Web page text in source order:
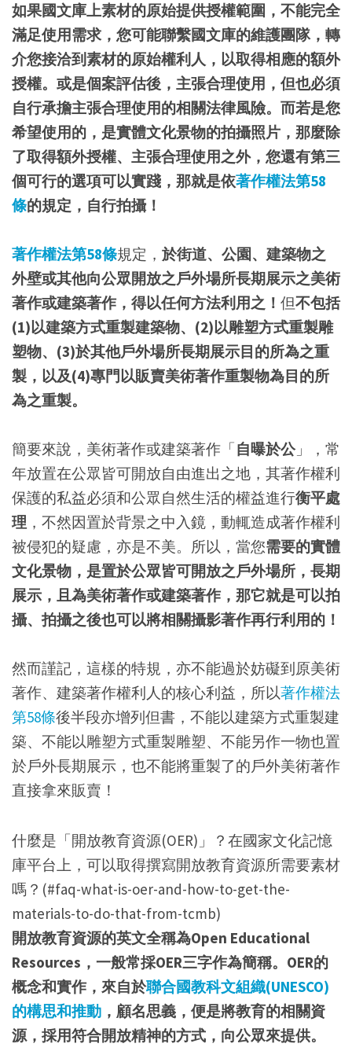
如果國文庫上素材的原始提供授權範圍，不能完全
滿足使用需求，您可能聯繫國文庫的維護團隊，轉
介您接洽到素材的原始權利人，以取得相應的額外
授權。或是個案評估後，主張合理使用，但也必須
自行承擔主張合理使用的相關法律風險。而若是您
希望使用的，是實體文化景物的拍攝照片，那麼除
了取得額外授權、主張合理使用之外，您還有第三
個可行的選項可以實踐，那就是依著作權法第58
條的規定，自行拍攝！
著作權法第58條規定， 於街道、公園、建築物之
外壁或其他向公眾開放之戶外場所長期展示之美術
著作或建築著作，得以任何方法利用之！ 但不包括
(1)以建築方式重製建築物、(2)以雕塑方式重製雕
塑物、(3)於其他戶外場所長期展示目的所為之重
製，以及(4)專門以販賣美術著作重製物為目的所
為之重製。
簡要來說，美術著作或建築著作「自曝於公」，常
年放置在公眾皆可開放自由進出之地，其著作權利
保護的私益必須和公眾自然生活的權益進行衡平處
理 ，不然因置於背景之中入鏡，動輒造成著作權利
被侵犯的疑慮，亦是不美。所以，當您需要的實體
文化景物，是置於公眾皆可開放之戶外場所，長期
展示，且為美術著作或建築著作，那它就是可以拍
攝、拍攝之後也可以將相關攝影著作再行利用的！
然而謹記，這樣的特規，亦不能過於妨礙到原美術
著作、建築著作權利人的核心利益，所以著作權法
第58條後半段亦增列但書，不能以建築方式重製建
築、不能以雕塑方式重製雕塑、不能另作一物也置
於戶外長期展示，也不能將重製了的戶外美術著作
直接拿來販賣！
什麼是「開放教育資源(OER)」？在國家文化記憶
庫平台上，可以取得撰寫開放教育資源所需要素材
嗎？(#faq-what-is-oer-and-how-to-get-the-
materials-to-do-that-from-tcmb)
開放教育資源的英文全稱為Open Educational
Resources，一般常採OER三字作為簡稱。OER的
概念和實作，來自於聯合國教科文組織(UNESCO)
的構思和推動 ，顧名思義，便是將教育的相關資
源，採用符合開放精神的方式，向公眾來提供。